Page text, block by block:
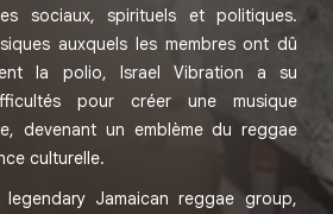
sociaux, spirituels et politiques.
auxquels les membres ont dû
la polio, Israel Vibration a su
pour créer une musique
devenant un emblème du reggae
culturelle.
Jamaican reggae group,